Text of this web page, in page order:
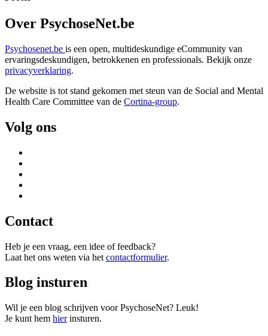
Over PsychoseNet.be
Psychosenet.be is een open, multideskundige eCommunity van
ervaringsdeskundigen, betrokkenen en professionals. Bekijk onze
privacyverklaring.
De website is tot stand gekomen met steun van de Social and Mental
Health Care Committee van de Cortina-group.
Volg ons
Contact
Heb je een vraag, een idee of feedback?
Laat het ons weten via het contactformulier.
Blog insturen
Wil je een blog schrijven voor PsychoseNet? Leuk!
Je kunt hem hierinsturen.